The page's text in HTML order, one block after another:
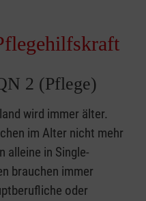
2 (Pflege)
wird immer älter.
im Alter nicht mehr
alleine in Single-
brauchen immer
oder